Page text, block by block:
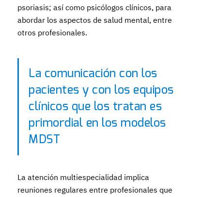
psoriasis; así como psicólogos clínicos, para
abordar los aspectos de salud mental, entre
otros profesionales.
La comunicación con los
pacientes y con los equipos
clínicos que los tratan es
primordial en los modelos
MDST
La atención multiespecialidad implica
reuniones regulares entre profesionales que